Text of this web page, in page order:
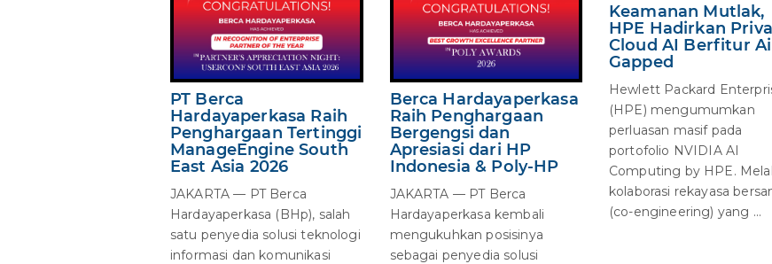
PT Berca
Hardayaperkasa Raih
Penghargaan Tertinggi
ManageEngine South
East Asia 2026
JAKARTA — PT Berca
Hardayaperkasa (BHp), salah
satu penyedia solusi teknologi
informasi dan komunikasi
Berca Hardayaperkasa
Raih Penghargaan
Bergengsi dan
Apresiasi dari HP
Indonesia & Poly-HP
JAKARTA — PT Berca
Hardayaperkasa kembali
mengukuhkan posisinya
sebagai penyedia solusi
Keamanan Mutlak,
HPE Hadirkan
Cloud AI Berfitur
Gapped
Hewlett Packard
(HPE) mengumumkan
perluasan masif pada
portofolio NVIDIA AI
Computing by HPE.
kolaborasi rekayasa
(co-engineering) yang ...